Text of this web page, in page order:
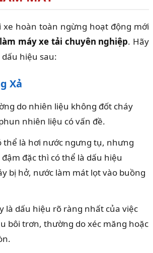
hoàn toàn ngừng hoạt động mới
máy xe tải chuyên nghiệp. Hãy
hiệu sau:
Xả
do nhiên liệu không đốt cháy
nhiên liệu có vấn đề.
thể là hơi nước ngưng tụ, nhưng
đặc thì có thể là dấu hiệu
bị hở, nước làm mát lọt vào buồng
là dấu hiệu rõ ràng nhất của việc
bôi trơn, thường do xéc măng hoặc